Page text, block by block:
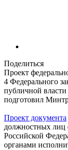
Поделиться
Проект
4 Федерального
публичной
подготовил
Проект документа
должностных лиц
Российской
органами